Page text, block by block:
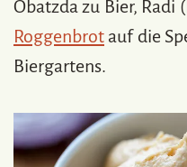
Obatzda zu Bier, Radi
Roggenbrot auf die
Biergartens.